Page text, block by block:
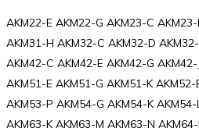
AKM22-E AKM22-G AKM23-C
AKM31-H AKM32-C AKM32-D
AKM42-C AKM42-E AKM42-G
AKM51-E AKM51-G AKM51-K
AKM53-P AKM54-G AKM54-K
AKM63-K AKM63-M AKM63-N